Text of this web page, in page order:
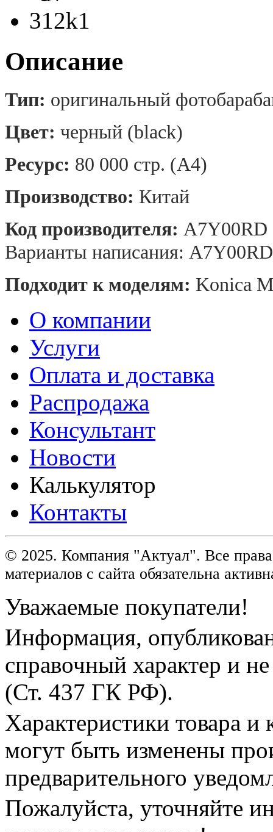
Описание
Тип: оригинальный
Цвет: черный (black)
Ресурс: 80 000 стр. (А4)
Производство: Китай
Код производителя: A7Y00RD
Варианты написания: А7Y00RD
Подходит к моделям: Konica
О компании
Услуги
Оплата и доставка
Распродажа
Консультант
Новости
Калькулятор
Контакты
© 2025. Компания "Актуал". Все
материалов с сайта обязательна
Уважаемые покупатели!
Информация,
справочный характер и
(Ст. 437 ГК РФ).
Характеристики товара и
могут быть изменены
предварительного
Пожалуйста, уточняйте